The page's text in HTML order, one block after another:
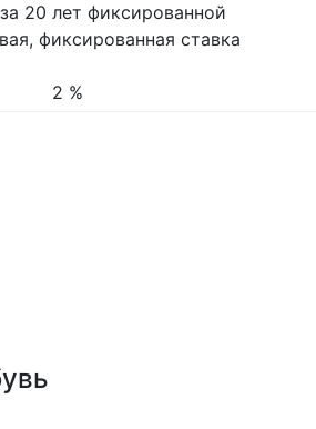
20 лет фиксированной
фиксированная ставка
2 %